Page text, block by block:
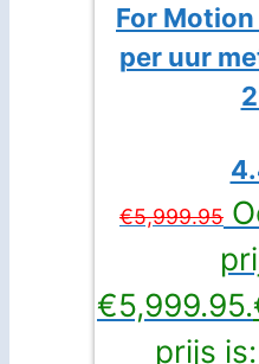
For
per uur
€5,999.95
€5,999.95.
prijs